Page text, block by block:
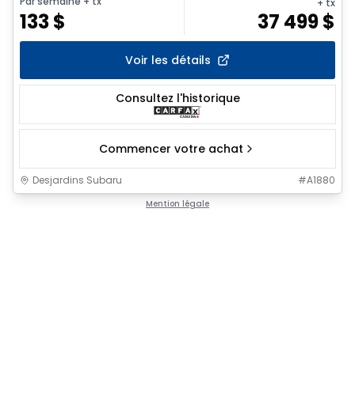
133$ 37 499$
Voir les détails
Consultez l'historique
Commencer votre achat
Desjardins Subaru #A1880
Mention légale